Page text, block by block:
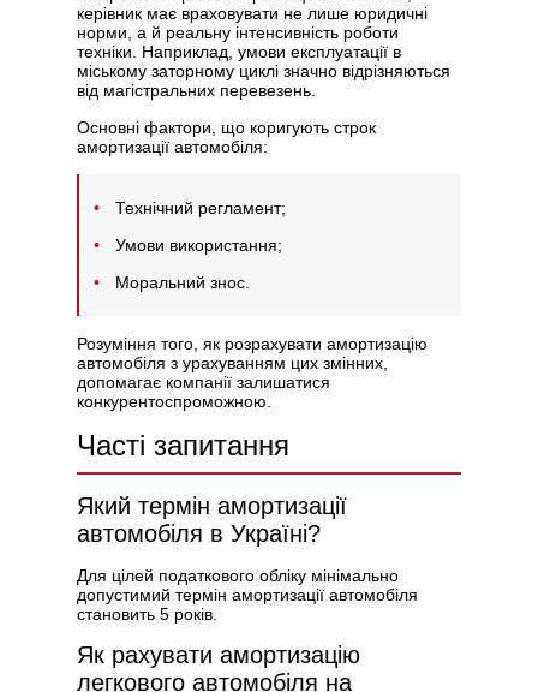
керівник має враховувати не лише юридичні
норми, а й реальну інтенсивність роботи
техніки. Наприклад, умови експлуатації в
міському заторному циклі значно відрізняються
від магістральних перевезень.
Основні фактори, що коригують строк
амортизації автомобіля:
Технічний регламент;
Умови використання;
Моральний знос.
Розуміння того, як розрахувати амортизацію
автомобіля з урахуванням цих змінних,
допомагає компанії залишатися
конкурентоспроможною.
Часті запитання
Який термін амортизації
автомобіля в Україні?
Для цілей податкового обліку мінімально
допустимий термін амортизації автомобіля
становить 5 років.
Як рахувати амортизацію
легкового автомобіля на